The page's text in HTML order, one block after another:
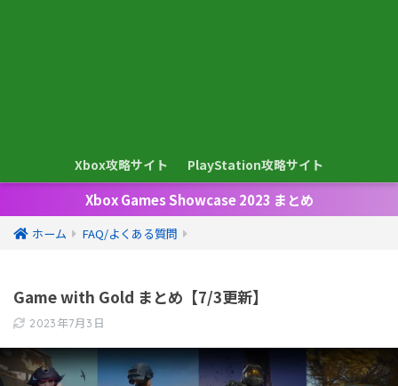
Xbox攻略サイト PlayStation攻略サイト
Xbox Games Showcase 2023 まとめ
ホーム FAQ/よくある質問
Game with Gold まとめ【7/3更新】
2023年7月3日